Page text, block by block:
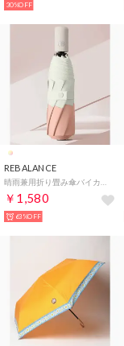
30%OFF
REBALANCE
￥1,580
63%OFF